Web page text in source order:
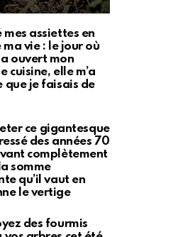
mes assiettes en
vie : le jour où
ouvert mon
cuisine, elle m’a
que je faisais de
ce gigantesque
des années 70
complètement
somme
qu’il vaut en
le vertige
des fourmis